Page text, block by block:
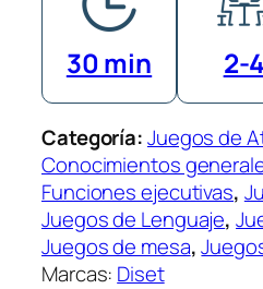
30 min 2-4
Categoría:Juegos de
Conocimientos
Funciones ejecutivas,
Juegos de Lenguaje,
Juegos de mesa,
Marcas: Diset